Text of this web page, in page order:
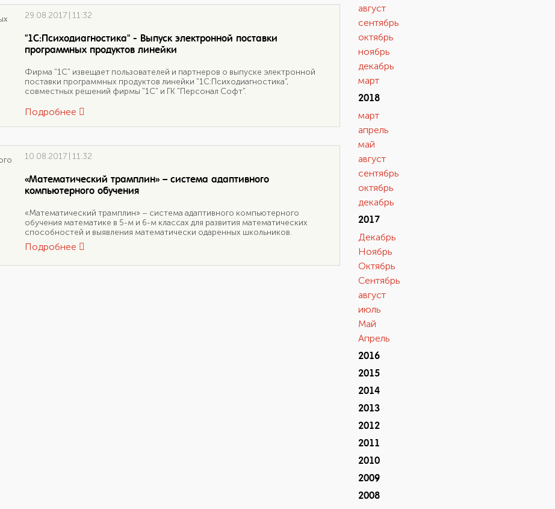
29.08.2017 | 11:32
"1С:Психодиагностика" - Выпуск электронной поставки
программных продуктов линейки
Фирма "1С" извещает пользователей и партнеров о выпуске электронной
поставки программных продуктов линейки "1С:Психодиагностика",
совместных решений фирмы "1С" и ГК "Персонал Софт".
Подробнее
10.08.2017 | 11:32
«Математический трамплин» – система адаптивного
компьютерного обучения
«Математический трамплин» – система адаптивного компьютерного
обучения математике в 5-м и 6-м классах для развития математических
способностей и выявления математически одаренных школьников.
Подробнее
август
сентябрь
октябрь
ноябрь
декабрь
март
2018
март
апрель
май
август
сентябрь
октябрь
декабрь
2017
Декабрь
Ноябрь
Октябрь
Сентябрь
август
июль
Май
Апрель
2016
2015
2014
2013
2012
2011
2010
2009
2008